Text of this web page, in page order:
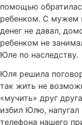
помощью
ребенком. С мужем
денег не давал,
ребенком не
Юле по наследству.
Юля решила
так жить не
«мучить» друг
избил Юлю,
телефона нашего